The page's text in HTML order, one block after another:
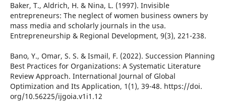
Baker, T., Aldrich, H. & Nina, L. (1997). Invisible
entrepreneurs: The neglect of women business owners by
mass media and scholarly journals in the usa.
Entrepreneurship & Regional Development, 9(3), 221-238.
Bano, Y., Omar, S. S. & Ismail, F. (2022). Succession Planning
Best Practices for Organizations: A Systematic Literature
Review Approach. International Journal of Global
Optimization and Its Application, 1(1), 39-48. https://doi.
org/10.56225/ijgoia.v1i1.12